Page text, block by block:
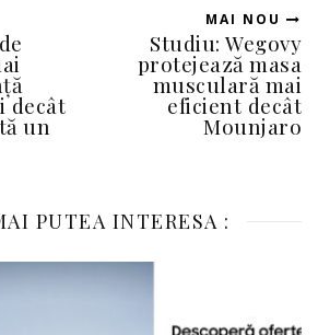
decât
un
MAI NOU
Studiu: Wegovy
protejează masa
musculară mai
eficient decât
Mounjaro
PUTEA INTERESA :